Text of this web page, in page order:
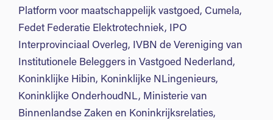
Platform voor maatschappelijk vastgoed, Cumela,
Fedet Federatie Elektrotechniek, IPO
Interprovinciaal Overleg, IVBN de Vereniging van
Institutionele Beleggers in Vastgoed Nederland,
Koninklijke Hibin, Koninklijke NLingenieurs,
Koninklijke OnderhoudNL, Ministerie van
Binnenlandse Zaken en Koninkrijksrelaties,